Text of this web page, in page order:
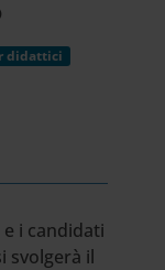
didattici
i candidati
svolgerà il